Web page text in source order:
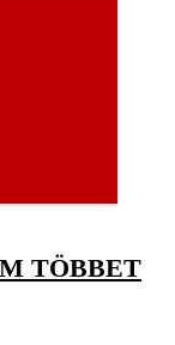
TÖBBET